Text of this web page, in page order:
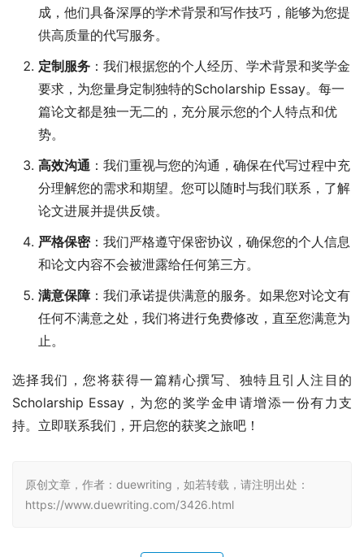
成，他们具备深厚的学术背景和写作技巧，能够为您提
供高质量的代写服务。
定制服务 ：我们根据您的个人经历、学术背景和奖学金
要求，为您量身定制独特的Scholarship Essay。每一
篇论文都是独一无二的，充分展示您的个人特点和优
势。
高效沟通 ：我们重视与您的沟通，确保在代写过程中充
分理解您的需求和期望。您可以随时与我们联系，了解
论文进展并提供反馈。
严格保密：我们严格遵守保密协议，确保您的个人信息
和论文内容不会被泄露给任何第三方。
满意保障：我们承诺提供满意的服务。如果您对论文有
任何不满意之处，我们将进行免费修改，直至您满意为
止。
选择我们，您将获得一篇精心撰写、独特且引人注目的
Scholarship Essay，为您的奖学金申请增添一份有力支
持。立即联系我们，开启您的获奖之旅吧！
原创文章，作者：duewriting，如若转载，请注明出处：
https://www.duewriting.com/3426.html